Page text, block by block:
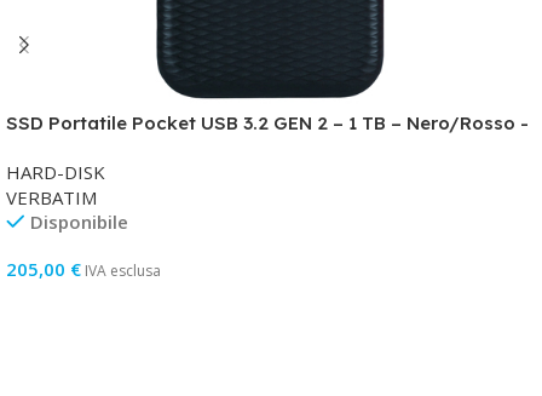
SSD Portatile Pocket USB 3.2 GEN 2 – 1 TB – Nero/Rosso -
HARD-DISK
VERBATIM
Disponibile
205,00 € IVA esclusa